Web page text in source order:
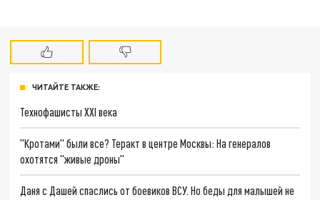
ЧИТАЙТЕ ТАКЖЕ:
Технофашисты XXI века
"Кротами" были все? Теракт в центре Москвы: На генералов
охотятся "живые дроны"
Даня с Дашей спаслись от боевиков ВСУ. Но беды для малышей не